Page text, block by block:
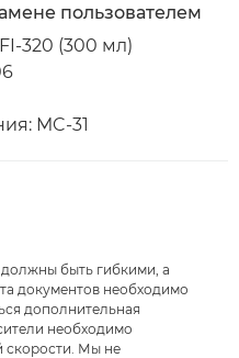
пользователем
320 (300 мл)
MC-31
быть гибкими, а
документов необходимо
дополнительная
необходимо
скорости. Мы не